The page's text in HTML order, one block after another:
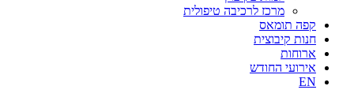
מרכז לרכיבה טיפולית
קפה תומאס
חנות קיבוצית
ארוחות
אירועי החודש
EN